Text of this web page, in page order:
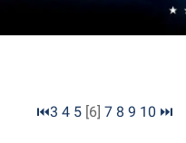
⏮3 4 5 [6] 7 8 9 10 ⏭